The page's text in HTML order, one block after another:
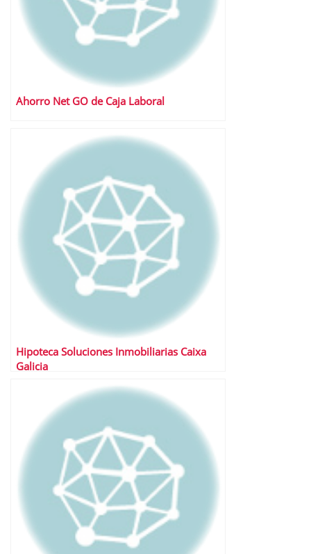
Ahorro Net GO de Caja Laboral
Hipoteca Soluciones Inmobiliarias Caixa
Galicia